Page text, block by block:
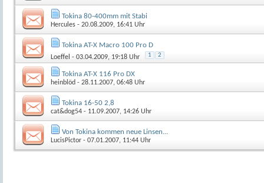
Tokina 80-400mm mit Stabi
Hercules - 20.08.2009, 16:41 Uhr
Tokina AT-X Macro 100 Pro D
Loeffel - 03.04.2009, 19:18 Uhr 1 2
Tokina AT-X 116 Pro DX
heinblöd - 28.11.2007, 06:48 Uhr
Tokina 16-50 2,8
cat&dog54 - 11.09.2007, 14:26 Uhr
Von Tokina kommen neue Linsen...
LucisPictor - 07.01.2007, 11:44 Uhr